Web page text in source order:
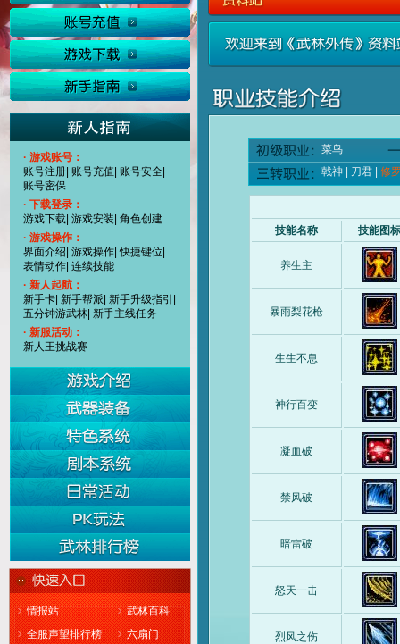
· 游戏账号：
账号注册 账号充值 账号安全
账号密保
· 下载登录：
游戏下载 游戏安装 角色创建
· 游戏操作：
界面介绍 游戏操作 |快捷键位
表情动作 连续技能
· 新人起航：
新手卡 新手帮派 新手升级指引
五分钟游武林 新手主线任务
· 新服活动：
新人王挑战赛
情报站
武林百科
全服声望排行榜
六扇门
菜鸟
戟神| 刀君| 修
技能名称 技能图标
养生主
暴雨梨花枪
生生不息
神行百变
凝血破
禁风破
暗雷破
怒天一击
烈风之伤